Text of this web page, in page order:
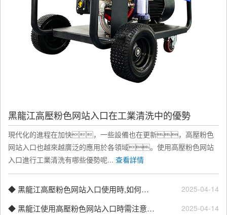
黑龍江高壓粉色网站入口在工業清洗中的優勢
現代化的進程在加快，一些設備也在更新，高壓粉色
网站入口也越來越廣泛的應用於各領域。使用高壓粉色网站
入口進行工業清洗有哪些優勢呢... 查看詳情
◆ 黑龍江高壓粉色网站入口使用時,如何確保操作安全？ 2025-04-14
◆ 黑龍江使用高壓粉色网站入口時需注意的事項 2025-04-14
的安全運行。以下是...
黑龍江如何選擇高壓粉色网站入口噴嘴類型？
選擇高壓粉色网站入口噴嘴類型時，需要
綜合考慮多個因素，以確保清洗效果和設
在選擇高壓粉色网站入口噴嘴類型時，需
要考慮清洗任務的具體需求，包括清洗對
象的材質、形狀...
黑龍江影響高壓粉色网站入口清洗效果的因素
影響高壓粉色网站入口清洗效果的因素是多方
麵的，以下是詳細介紹